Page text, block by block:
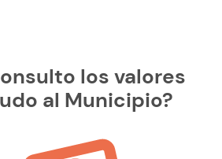
los valores
al Municipio?